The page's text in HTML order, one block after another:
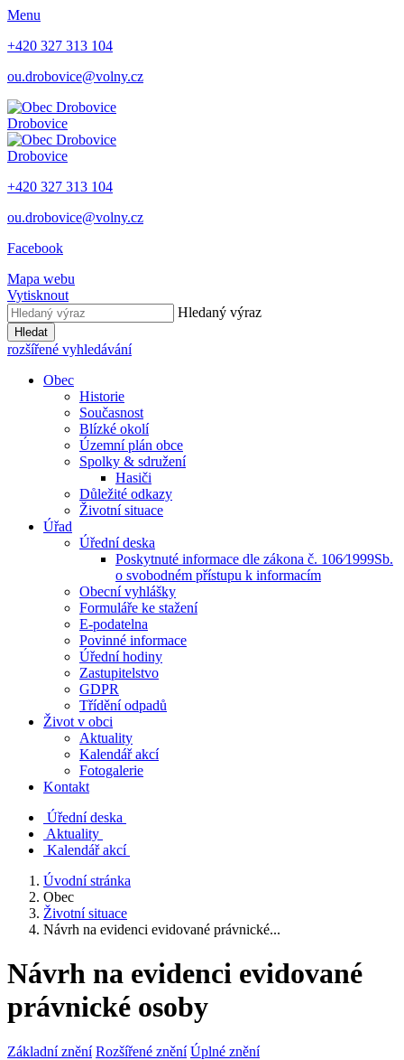
Menu
+420 327 313 104
ou.drobovice@volny.cz
Drobovice
Drobovice
+420 327 313 104
ou.drobovice@volny.cz
Facebook
Mapa webu
Vytisknout
Hledaný výraz
Hledat
rozšířené vyhledávání
Obec
Historie
Současnost
Blízké okolí
Územní plán obce
Spolky & sdružení
Hasiči
Důležité odkazy
Životní situace
Úřad
Úřední deska
Poskytnuté informace dle zákona č. 106⁄1999Sb.
o svobodném přístupu k informacím
Obecní vyhlášky
Formuláře ke stažení
E-podatelna
Povinné informace
Úřední hodiny
Zastupitelstvo
GDPR
Třídění odpadů
Život v obci
Aktuality
Kalendář akcí
Fotogalerie
Kontakt
Úřední deska
Aktuality
Kalendář akcí
Úvodní stránka
Obec
Životní situace
Návrh na evidenci evidované právnické...
Návrh na evidenci evidované
právnické osoby
Základní znění Rozšířené znění Úplné znění